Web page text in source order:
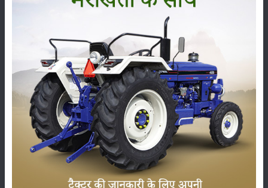
सम्पादकीय अन्य
लाड़ली बहना योजना की 36वीं किस्त जारी, करोड़ों महिलाओं के
खातों में पहुंचे 1500 रुपये
16-May-2026
ट्रैक्टर बिक्री में महिंद्रा ने अप्रैल 2026 में दर्ज की 20% से
अधिक वृद्धि
01-May-2026